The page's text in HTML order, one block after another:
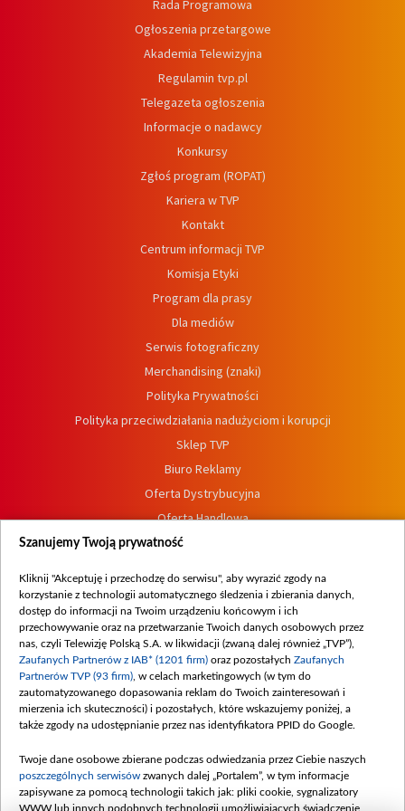
Rada Programowa
Ogłoszenia przetargowe
Akademia Telewizyjna
Regulamin tvp.pl
Telegazeta ogłoszenia
Informacje o nadawcy
Konkursy
Zgłoś program (ROPAT)
Kariera w TVP
Kontakt
Centrum informacji TVP
Komisja Etyki
Program dla prasy
Dla mediów
Serwis fotograficzny
Merchandising (znaki)
Polityka Prywatności
Polityka przeciwdziałania nadużyciom i korupcji
Sklep TVP
Biuro Reklamy
Oferta Dystrybucyjna
Oferta Handlowa
Dostępność
Procedura zgłoszeń wewnętrznych
Szanujemy Twoją prywatność
Kliknij "Akceptuję i przechodzę do serwisu", aby wyrazić zgody na
korzystanie z technologii automatycznego śledzenia i zbierania danych,
dostęp do informacji na Twoim urządzeniu końcowym i ich
przechowywanie oraz na przetwarzanie Twoich danych osobowych przez
nas, czyli Telewizję Polską S.A. w likwidacji (zwaną dalej również „TVP”),
Zaufanych Partnerów z IAB* (1201 firm) oraz pozostałych Zaufanych
Partnerów TVP (93 firm) , w celach marketingowych (w tym do
zautomatyzowanego dopasowania reklam do Twoich zainteresowań i
mierzenia ich skuteczności) i pozostałych, które wskazujemy poniżej, a
także zgody na udostępnianie przez nas identyfikatora PPID do Google.
Twoje dane osobowe zbierane podczas odwiedzania przez Ciebie naszych
poszczególnych serwisów zwanych dalej „Portalem”, w tym informacje
zapisywane za pomocą technologii takich jak: pliki cookie, sygnalizatory
WWW lub innych podobnych technologii umożliwiających świadczenie